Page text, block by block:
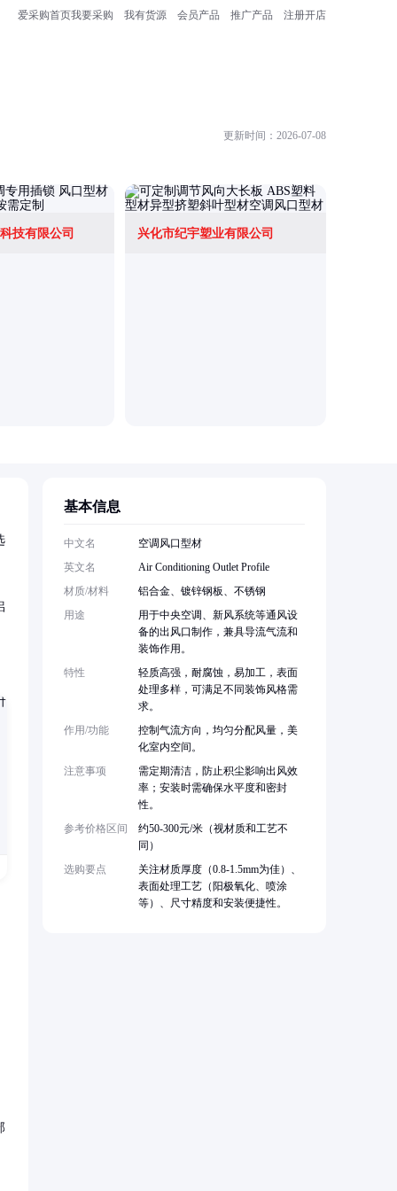
爱采购首页我要采购 我有货源 会员产品 推广产品 注册开店
更新时间：2026-07-08
技有限公司 兴化市纪宇塑业有限公司
基本信息
中文名
空调风口型材
英文名
Air Conditioning Outlet Profile
材质/材料
铝合金、镀锌钢板、不锈钢
用途
用于中央空调、新风系统等通风设
备的出风口制作，兼具导流气流和
装饰作用。
特性
轻质高强，耐腐蚀，易加工，表面
处理多样，可满足不同装饰风格需
求。
作用/功能
控制气流方向，均匀分配风量，美
化室内空间。
注意事项
需定期清洁，防止积尘影响出风效
率；安装时需确保水平度和密封
性。
参考价格区间
约50-300元/米（视材质和工艺不
同）
选购要点
关注材质厚度（0.8-1.5mm为佳）、
表面处理工艺（阳极氧化、喷涂
等）、尺寸精度和安装便捷性。